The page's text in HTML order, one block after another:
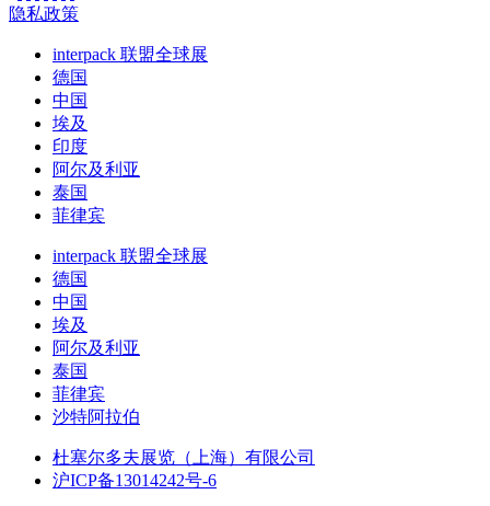
隐私政策
interpack 联盟全球展
德国
中国
埃及
印度
阿尔及利亚
泰国
菲律宾
interpack 联盟全球展
德国
中国
埃及
阿尔及利亚
泰国
菲律宾
沙特阿拉伯
杜塞尔多夫展览（上海）有限公司
沪ICP备13014242号-6